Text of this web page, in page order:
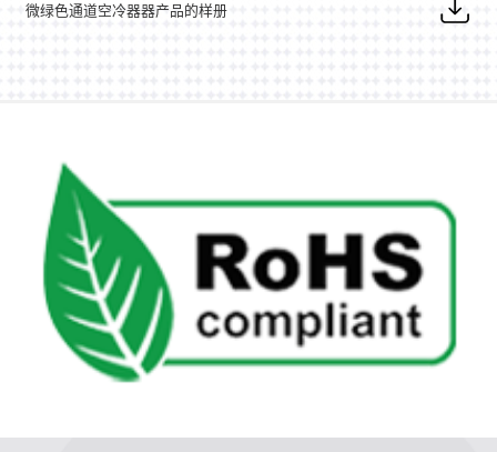
微绿色通道空冷器器产品的样册